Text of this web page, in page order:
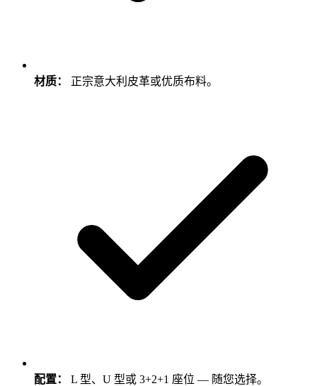
材质： 正宗意大利皮革或优质布料。
配置： L 型、U 型或 3+2+1 座位 — 随您选择。